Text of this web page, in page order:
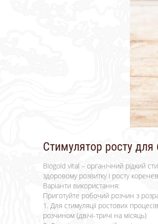
Стимулятор росту
Biogold vital – органічний рідкий
здоровому розвитку і росту
Варіанти використання:
Приготуйте робочий розчин з
1. Для стимуляції ростових
розчином (двічі-тричі на місяць)